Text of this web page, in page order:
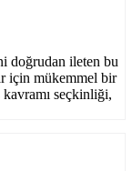
doğrudan ileten bu
için mükemmel bir
kavramı seçkinliği,